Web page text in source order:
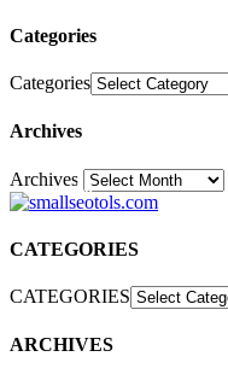
Categories
Categories
Archives
Archives30
CATEGORIES
CATEGORIES
ARCHIVES